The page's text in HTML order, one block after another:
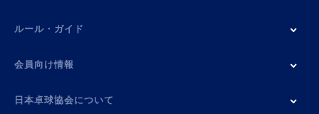
ルール・ガイド
会員向け情報
日本卓球協会について